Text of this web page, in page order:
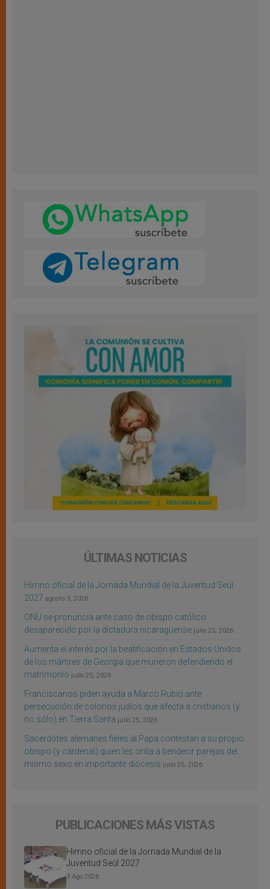
ÚLTIMAS NOTICIAS
Himno oficial de la Jornada Mundial de la Juventud Seúl
2027 agosto 3, 2026
ONU se pronuncia ante caso de obispo católico
desaparecido por la dictadura nicaragüense julio 25, 2026
Aumenta el interés por la beatificación en Estados Unidos
de los mártires de Georgia que murieron defendiendo el
matrimonio julio 25, 2026
Franciscanos piden ayuda a Marco Rubio ante
persecución de colonos judíos que afecta a cristianos (y
no sólo) en Tierra Santa julio 25, 2026
Sacerdotes alemanes fieles al Papa contestan a su propio
obispo (y cardenal) quien les orilla a bendecir parejas del
mismo sexo en importante diócesis julio 25, 2026
PUBLICACIONES MÁS VISTAS
Himno oficial de la Jornada Mundial de la
Juventud Seúl 2027
3 Ago 2026